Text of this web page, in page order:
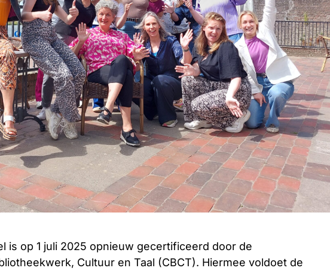
is op 1 juli 2025 opnieuw gecertificeerd door de
Cultuur en Taal (CBCT). Hiermee voldoet de